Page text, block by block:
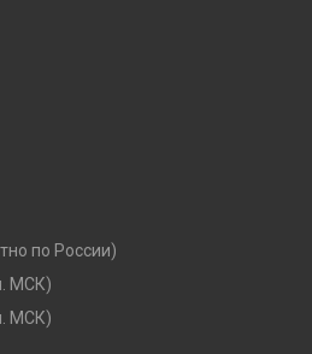
по России)
МСК)
МСК)